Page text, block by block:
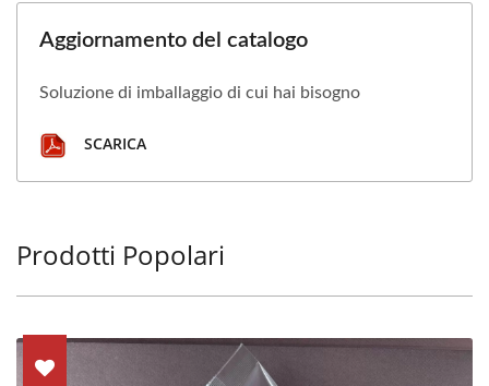
Aggiornamento del catalogo
Soluzione di imballaggio di cui hai bisogno
SCARICA
Prodotti Popolari